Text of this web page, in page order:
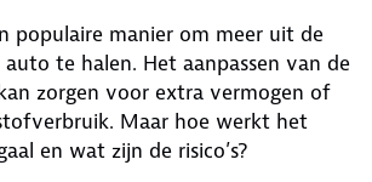
populaire manier om meer uit de
te halen. Het aanpassen van de
zorgen voor extra vermogen of
Maar hoe werkt het
en wat zijn de risico’s?